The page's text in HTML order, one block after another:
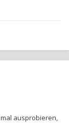
ausprobieren,